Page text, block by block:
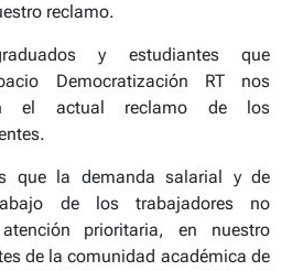
reclamo.
y estudiantes que
Democratización RT nos
el actual reclamo de los
que la demanda salarial y de
de los trabajadores no
prioritaria, en nuestro
de la comunidad académica de